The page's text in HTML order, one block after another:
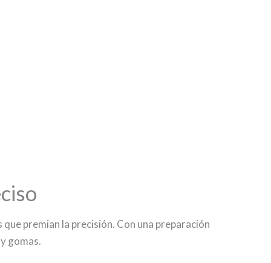
premian la precisión. Con una preparación
gomas.